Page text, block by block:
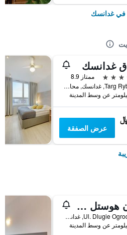
في غدانسك
غدانسك
ممتاز 8.9
Targ Rybny 1, غدانسك, محافظة بومرسكي, بولندا
عرض الصفقة
مون هوستل جدانسك
Ul. Dlugie Ogrody 6a, غدانسك, محافظة بومرسكي, بولندا